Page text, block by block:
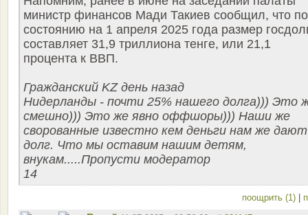
министр финансов Мади Такиев сообщил, что по
состоянию на 1 апреля 2025 года размер
составляет 31,9 триллиона тенге, или 21,1
процента к ВВП.
Гражданский KZ день назад
Нидерланды - почти 25% нашего долга))) Это
смешно))) Это же явно оффшоры))) Наши же
сворованные известно кем деньги нам же
долг. Что мы оставим нашим детям,
внукам.....Пропусти модератор
14
поощрить (1) |